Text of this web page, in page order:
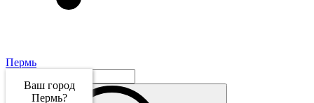
Пермь
Ваш город
Пермь?